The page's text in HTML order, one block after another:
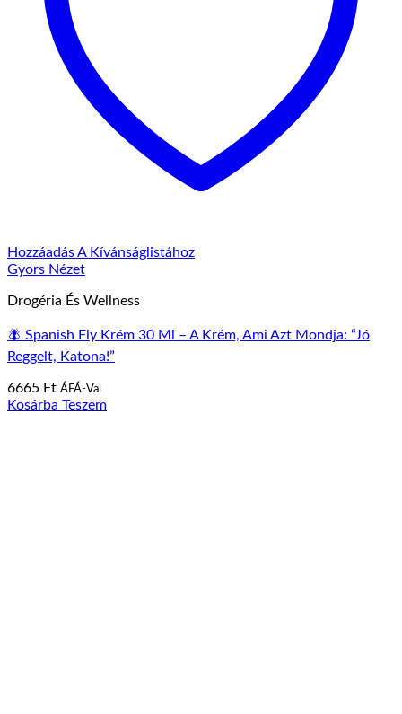
Hozzáadás A Kívánságlistához
Gyors Nézet
Drogéria És Wellness
🪰 Spanish Fly Krém 30 Ml – A Krém, Ami Azt Mondja: “jó
Reggelt, Katona!”
6665 Ft ÁFÁ-Val
Kosárba Teszem